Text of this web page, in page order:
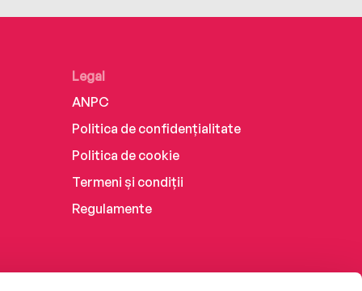
Legal
ANPC
Politica de confidențialitate
Politica de cookie
Termeni și condiții
Regulamente